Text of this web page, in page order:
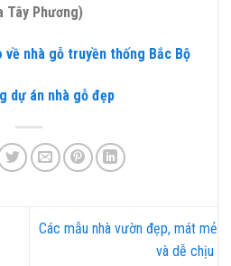
Tây Phương)
về nhà gỗ truyền thống Bắc Bộ
dự án nhà gỗ đẹp
Các mẫu nhà vườn đẹp, mát mẻ
và dễ chịu